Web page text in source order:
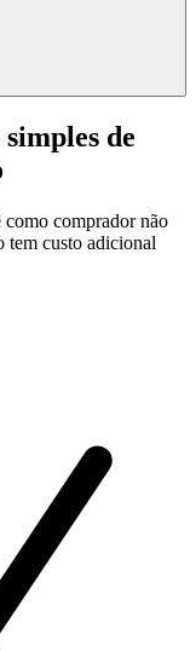
de
comprador não
tem custo adicional